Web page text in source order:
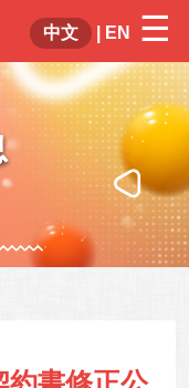
☰
中文 EN ×